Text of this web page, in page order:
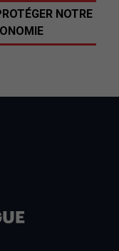
NOTRE